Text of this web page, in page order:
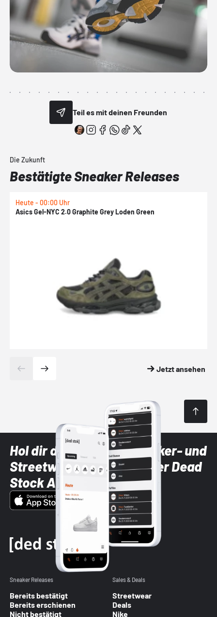
Teil es mit deinen Freunden
Die Zukunft
Bestätigte Sneaker Releases
Heute - 00:00 Uhr
Asics Gel-NYC 2.0 Graphite Grey Loden Green
Jetzt ansehen
Hol dir die neuesten Sneaker- und
Streetwear-Brands mit der Dead
Stock App
Sneaker Releases
Bereits bestätigt
Bereits erschienen
Nicht bestätigt
Sales & Deals
Streetwear
Deals
Nike